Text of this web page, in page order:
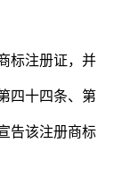
标注册证，并
四十四条、第
告该注册商标